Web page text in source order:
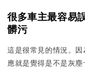
很多車主最容易
髒污
這是很常見的情況。
應就是覺得是不是灰